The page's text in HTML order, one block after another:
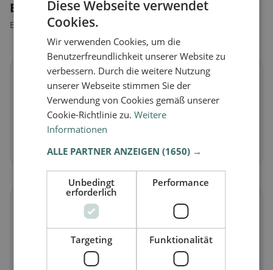
Ernährungsweisen in Reißeck
Entdecke Restaurants passend zu deiner Ernährungsweise.
Vegan in Reißeck
Pflanzliche Gerichte & vegane Küche
Jetzt entdecken →
Vegetarischin Reißeck
Fleischlose Gerichte & vegetarische Klassiker
Diese Webseite verwendet
Cookies.
Wir verwenden Cookies, um die
Benutzerfreundlichkeit unserer Website zu
verbessern. Durch die weitere Nutzung
unserer Webseite stimmen Sie der
Verwendung von Cookies gemäß unserer
Cookie-Richtlinie zu.Weitere
Informationen
ALLE PARTNER ANZEIGEN(1650) →
Unbedingt
erforderlich
Performance
Targeting Funktionalität